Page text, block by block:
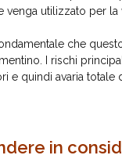
venga utilizzato per
che
I rischi
e quindi avaria totale
in